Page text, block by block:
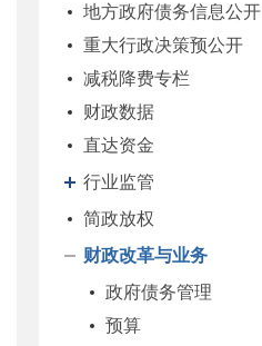
地方政府债务信息公开
重大行政决策预公开
减税降费专栏
财政数据
直达资金
行业监管
简政放权
财政改革与业务
政府债务管理
预算